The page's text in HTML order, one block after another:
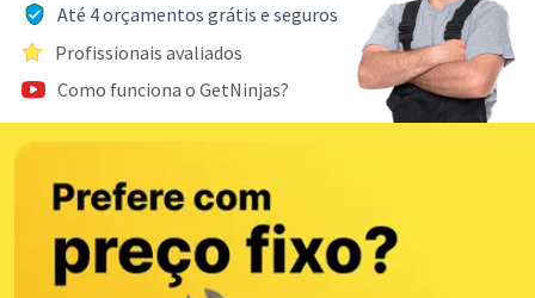
Até 4 orçamentos grátis e seguros
Profissionais avaliados
Como funciona o GetNinjas?